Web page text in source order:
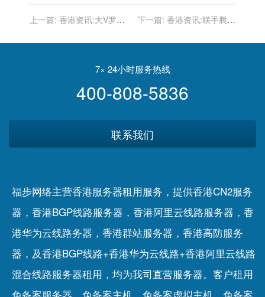
上一篇: 香港资讯:大V罗昌
被关闭
下一篇: 香港资讯:联手腾讯
擎
7× 24小时服务热线
400-808-5836
联系我们
福步网络主营香港服务器租用服务，提供香港CN2服务
器，香港BGP线路服务器，香港阿里云线路服务器，香
港华为云线路务器，香港群站服务器，香港高防服务
器，及香港BGP线路+香港华为云线路+香港阿里云线路
混合线路服务器租用，均为我司直营服务器。客户租用